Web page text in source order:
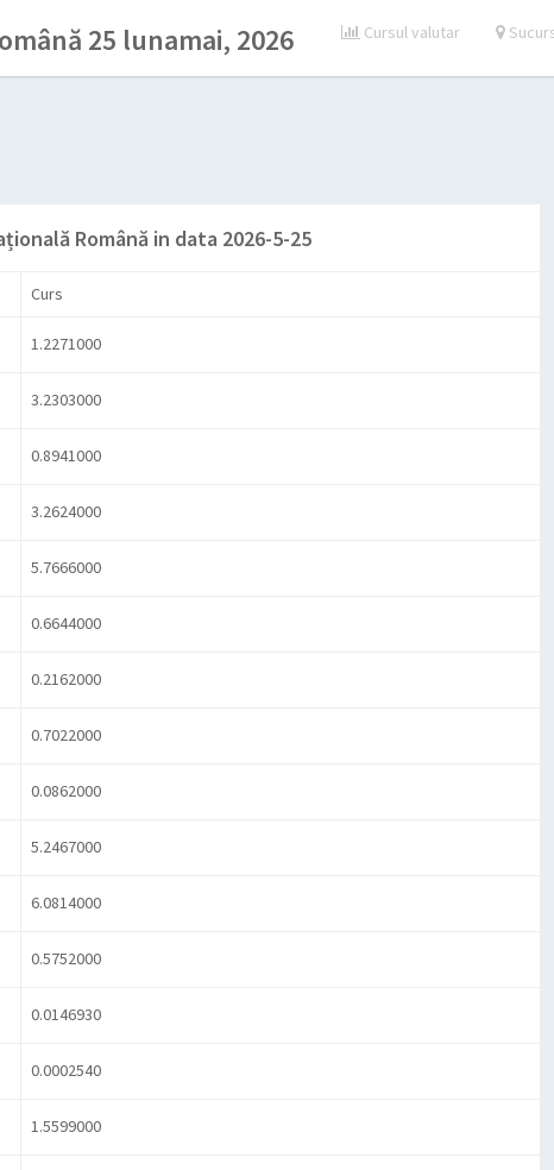
25 lunamai, 2026 Cursul valutar
Română in data 2026-5-25
Curs
1.2271000
3.2303000
0.8941000
3.2624000
5.7666000
0.6644000
0.2162000
0.7022000
0.0862000
5.2467000
6.0814000
0.5752000
0.0146930
0.0002540
1.5599000